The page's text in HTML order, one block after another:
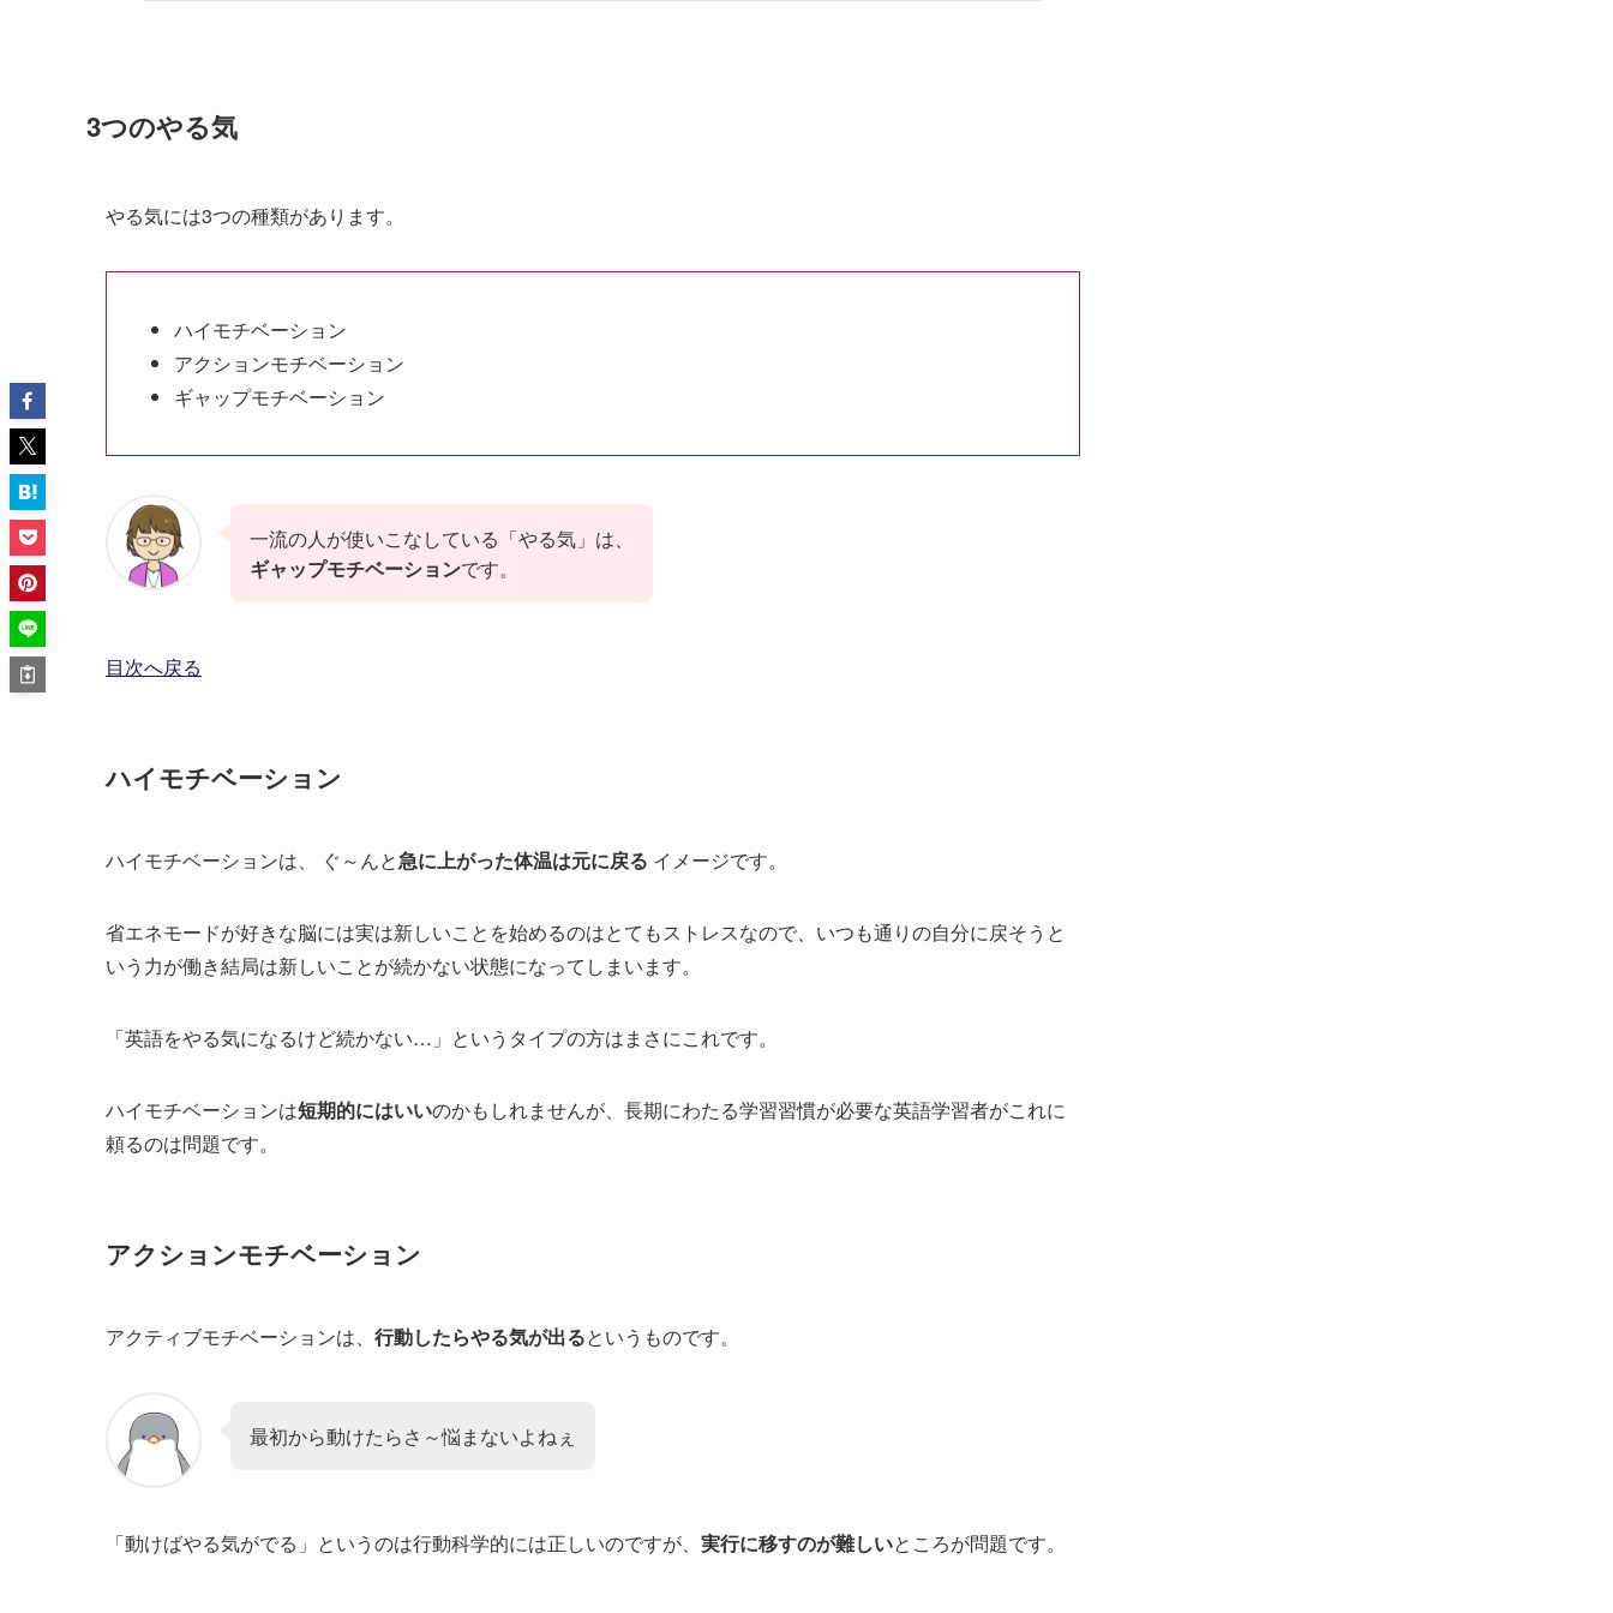
3つのやる気
やる気には3つの種類があります。
ハイモチベーション
アクションモチベーション
ギャップモチベーション
一流の人が使いこなしている「やる気」は、
ギャップモチベーションです。
目次へ戻る
ハイモチベーション
ハイモチベーションは、 ぐ～んと急に上がった体温は元に戻る イメージです。
省エネモードが好きな脳には実は新しいことを始めるのはとてもストレスなので、いつも通りの自分に戻そうと
いう力が働き結局は新しいことが続かない状態になってしまいます。
「英語をやる気になるけど続かない…」というタイプの方はまさにこれです。
ハイモチベーションは短期的にはいいのかもしれませんが、長期にわたる学習習慣が必要な英語学習者がこれに
頼るのは問題です。
アクションモチベーション
アクティブモチベーションは、 行動したらやる気が出るというものです。
最初から動けたらさ～悩まないよねぇ
「動けばやる気がでる」というのは行動科学的には正しいのですが、 実行に移すのが難しいところが問題です。